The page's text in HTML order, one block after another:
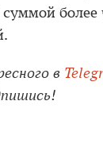
более
в